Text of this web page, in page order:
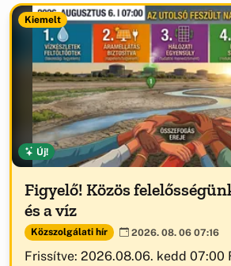
Kiemelt
Új!
Figyelő! Közös
és a víz
Közszolgálati hír 2026. 08. 06 07:16
Frissítve: 2026.08.06. kedd 07:00